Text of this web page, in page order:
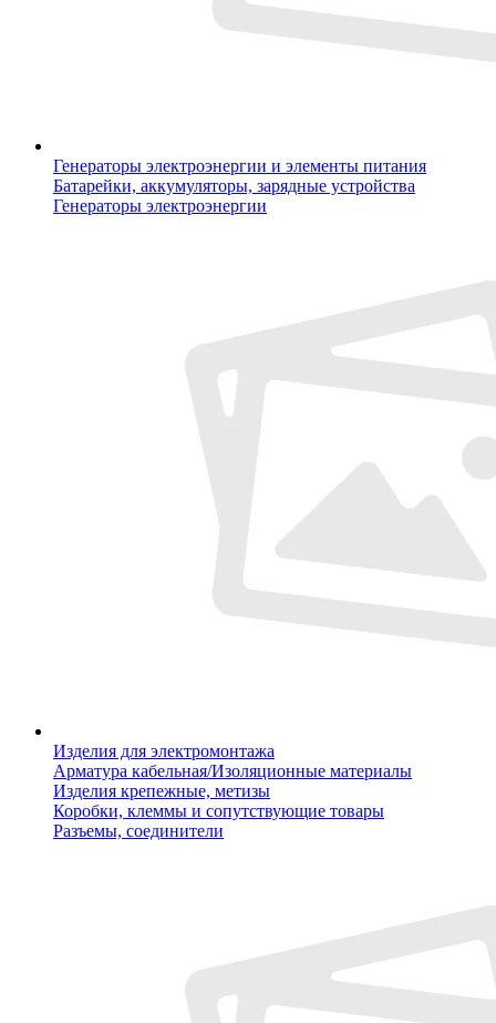
Генераторы электроэнергии и элементы питания
Батарейки, аккумуляторы, зарядные устройства
Генераторы электроэнергии
Изделия для электромонтажа
Арматура кабельная/Изоляционные материалы
Изделия крепежные, метизы
Коробки, клеммы и сопутствующие товары
Разъемы, соединители